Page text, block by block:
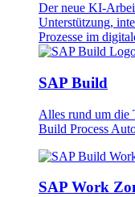
Der neue KI-
Unterstützung,
Prozesse im
SAP Build
Alles rund um die
Build Process
SAP Work